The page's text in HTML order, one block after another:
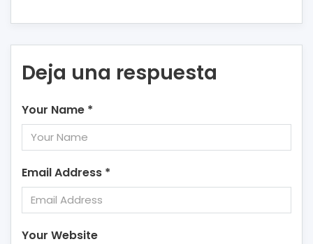
Deja una respuesta
Your Name *
Email Address *
Your Website